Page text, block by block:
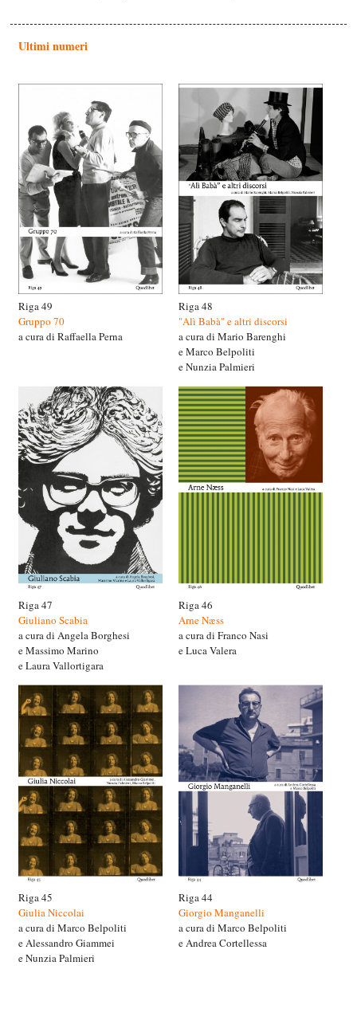
Ultimi numeri
Riga 49
Gruppo 70
a cura di Raffaella Perna
Riga 48
"Alì Babà" e altri discorsi
a cura di Mario Barenghi
e Marco Belpoliti
e Nunzia Palmieri
Riga 47
Giuliano Scabia
a cura di Angela Borghesi
e Massimo Marino
e Laura Vallortigara
Riga 46
Arne Næss
a cura di Franco Nasi
e Luca Valera
Riga 45
Giulia Niccolai
a cura di Marco Belpoliti
e Alessandro Giammei
e Nunzia Palmieri
Riga 44
Giorgio Manganelli
a cura di Marco Belpoliti
e Andrea Cortellessa